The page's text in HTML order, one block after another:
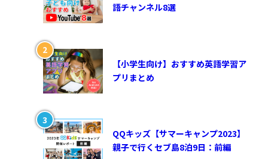
語チャンネル8選
【小学生向け】おすすめ英語学習ア
プリまとめ
QQキッズ【サマーキャンプ2023】
親子で行くセブ島8泊9日：前編